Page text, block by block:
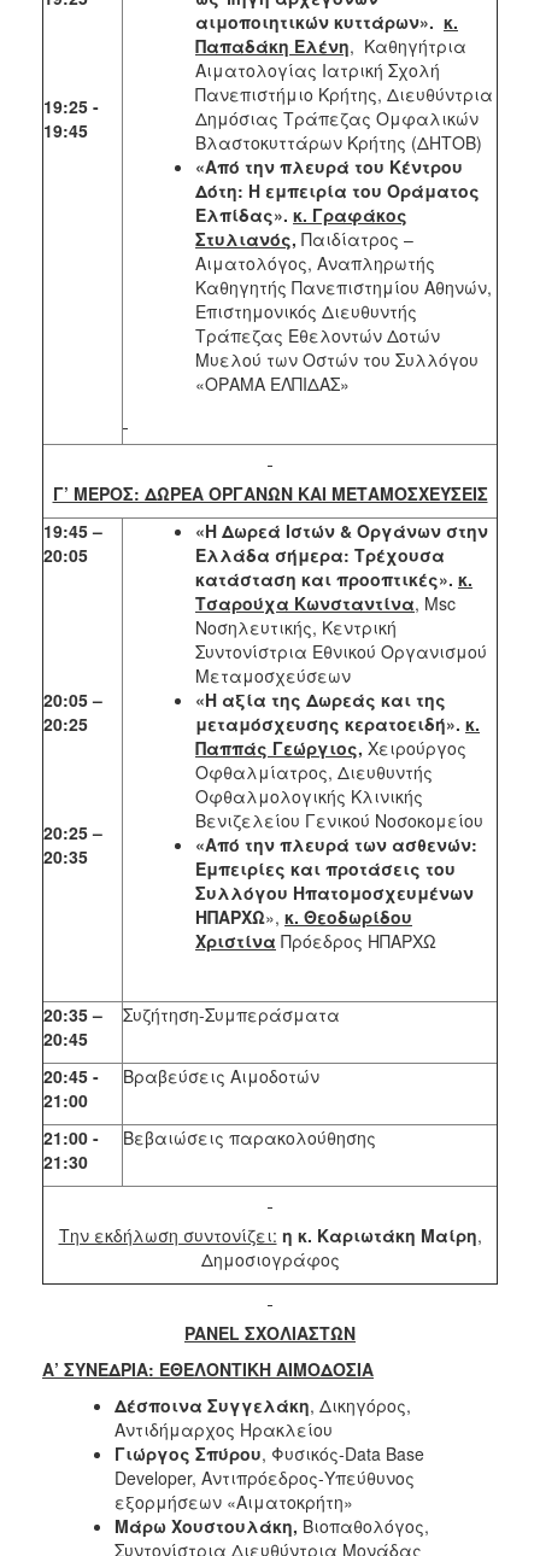
19:25 -
19:45
αιμοποιητικών κυττάρων». κ.
Παπαδάκη Ελένη, Καθηγήτρια
Αιματολογίας Ιατρική Σχολή
Πανεπιστήμιο Κρήτης, Διευθύντρια
Δημόσιας Τράπεζας Ομφαλικών
Βλαστοκυττάρων Κρήτης (ΔΗΤΟΒ)
«Από την πλευρά του Κέντρου
Δότη: Η εμπειρία του Οράματος
Ελπίδας». κ. Γραφάκος
Στυλιανός, Παιδίατρος –
Αιματολόγος, Αναπληρωτής
Καθηγητής Πανεπιστημίου Αθηνών,
Επιστημονικός Διευθυντής
Τράπεζας Εθελοντών Δοτών
Μυελού των Οστών του Συλλόγου
«ΟΡΑΜΑ ΕΛΠΙΔΑΣ»
Γ’ ΜΕΡΟΣ: ΔΩΡΕΑ ΟΡΓΑΝΩΝ ΚΑΙ ΜΕΤΑΜΟΣΧΕΥΣΕΙΣ
19:45 –
20:05
20:05 –
20:25
20:25 –
20:35
«Η Δωρεά Ιστών & Οργάνων στην
Ελλάδα σήμερα: Τρέχουσα
κατάσταση και προοπτικές». κ.
Τσαρούχα Κωνσταντίνα, Msc
Νοσηλευτικής, Κεντρική
Συντονίστρια Εθνικού Οργανισμού
Μεταμοσχεύσεων
«H αξία της Δωρεάς και της
μεταμόσχευσης κερατοειδή». κ.
Παππάς Γεώργιος, Χειρούργος
Οφθαλμίατρος, Διευθυντής
Οφθαλμολογικής Κλινικής
Βενιζελείου Γενικού Νοσοκομείου
«Από την πλευρά των ασθενών:
Εμπειρίες και προτάσεις του
Συλλόγου Ηπατομοσχευμένων
ΗΠΑΡΧΩ», κ. Θεοδωρίδου
Χριστίνα Πρόεδρος ΗΠΑΡΧΩ
20:35 –
20:45
Συζήτηση-Συμπεράσματα
20:45 -
21:00
Βραβεύσεις Αιμοδοτών
21:00 -
21:30
Βεβαιώσεις παρακολούθησης
Την εκδήλωση συντονίζει: η κ. Καριωτάκη Μαίρη,
Δημοσιογράφος
PANEL ΣΧΟΛΙΑΣΤΩΝ
Α’ ΣΥΝΕΔΡΙΑ: ΕΘΕΛΟΝΤΙΚΗ ΑΙΜΟΔΟΣΙΑ
Δέσποινα Συγγελάκη, Δικηγόρος,
Αντιδήμαρχος Ηρακλείου
Γιώργος Σπύρου, Φυσικός-Data Base
Developer, Αντιπρόεδρος-Υπεύθυνος
εξορμήσεων «Αιματοκρήτη»
Μάρω Χουστουλάκη, Βιοπαθολόγος,
Συντονίστρια Διευθύντρια Μονάδας